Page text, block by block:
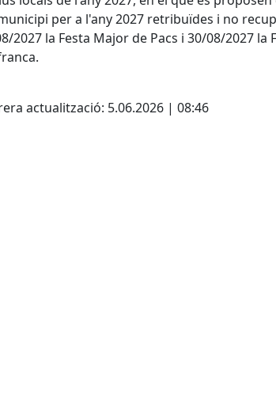
per a l'any 2027 retribuïdes i no
2027 la Festa Major de Pacs i 30/08/2027 la
actualització: 5.06.2026 | 08:46